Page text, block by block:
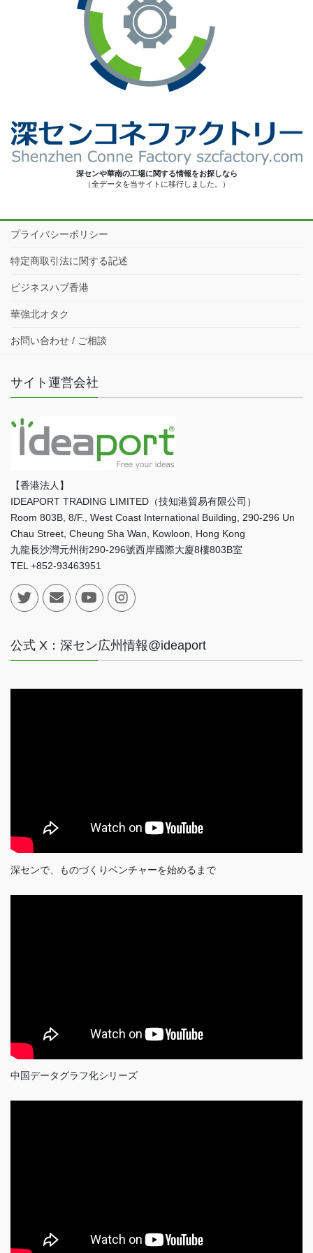
深センや華南の工場に関する情報をお探しなら
（全データを当サイトに移行しました。）
プライバシーポリシー
特定商取引法に関する記述
ビジネスハブ香港
華強北オタク
お問い合わせ / ご相談
サイト運営会社
【香港法人】
IDEAPORT TRADING LIMITED（技知港貿易有限公司）
Room 803B, 8/F., West Coast International Building, 290-296 Un
Chau Street, Cheung Sha Wan, Kowloon, Hong Kong
九龍長沙灣元州街290-296號西岸國際大廈8樓803B室
TEL +852-93463951
公式 X：深セン広州情報@ideaport
深センで、ものづくりベンチャーを始めるまで
中国データグラフ化シリーズ